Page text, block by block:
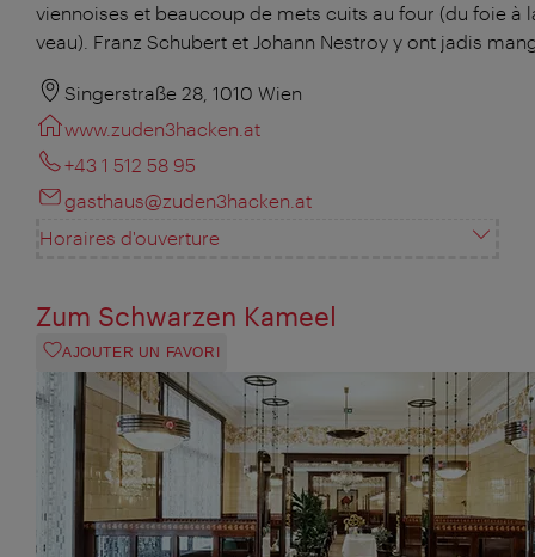
viennoises et beaucoup de mets cuits au four (du foie à
veau). Franz Schubert et Johann Nestroy y ont jadis
Singerstraße 28, 1010 Wien
www.zuden3hacken.at
+43 1 512 58 95
gasthaus@zuden3hacken.at
Horaires d'ouverture
Zum Schwarzen Kameel
AJOUTER UN FAVORI